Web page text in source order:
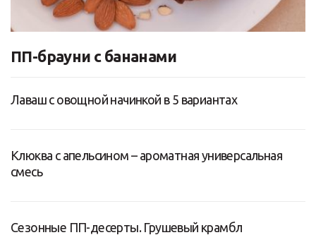
ПП-брауни с бананами
Лаваш с овощной начинкой в 5 вариантах
Клюква с апельсином – ароматная универсальная
смесь
Сезонные ПП-десерты. Грушевый крамбл